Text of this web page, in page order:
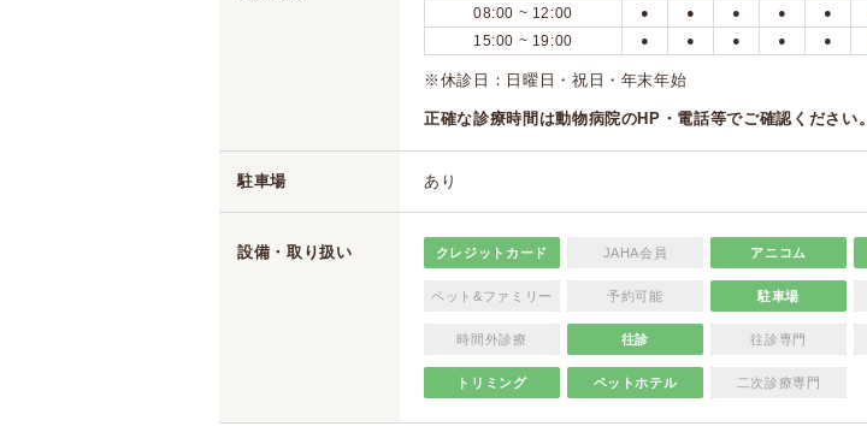
08:00 ~ 12:00
● ● ● ● ●
15:00 ~ 19:00 ● ● ● ● ●
※休診日：日曜日・祝日・年末年始
正確な診療時間は動物病院のHP・電話等でご確認ください。
駐車場 あり
設備・取り扱い クレジットカード JAHA会員 アニコム
ペット&ファミリー 予約可能 駐車場
時間外診療 往診 往診専門
トリミング ペットホテル 二次診療専門